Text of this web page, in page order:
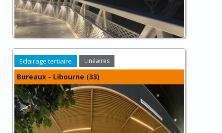
Eclairage tertiaire Linéaires
Bureaux - Libourne (33)